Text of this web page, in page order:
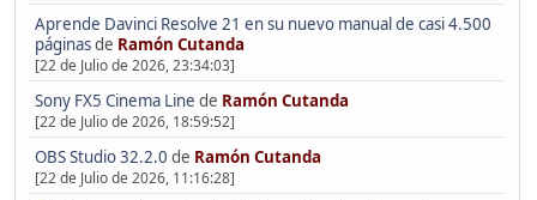
Aprende Davinci Resolve 21 en su nuevo manual de casi 4.500
páginasde Ramón Cutanda
[22 de Julio de 2026, 23:34:03]
Sony FX5 Cinema Line de Ramón Cutanda
[22 de Julio de 2026, 18:59:52]
OBS Studio 32.2.0 de Ramón Cutanda
[22 de Julio de 2026, 11:16:28]